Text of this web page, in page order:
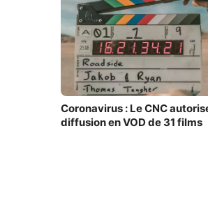
Coronavirus : Le CNC
diffusion en VOD de 31 films